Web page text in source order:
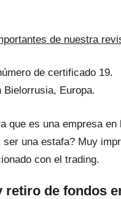
de nuestra
de certificado 19.
Bielorrusia, Europa.
que es una empresa
una estafa? Muy
con el trading.
retiro de fondos